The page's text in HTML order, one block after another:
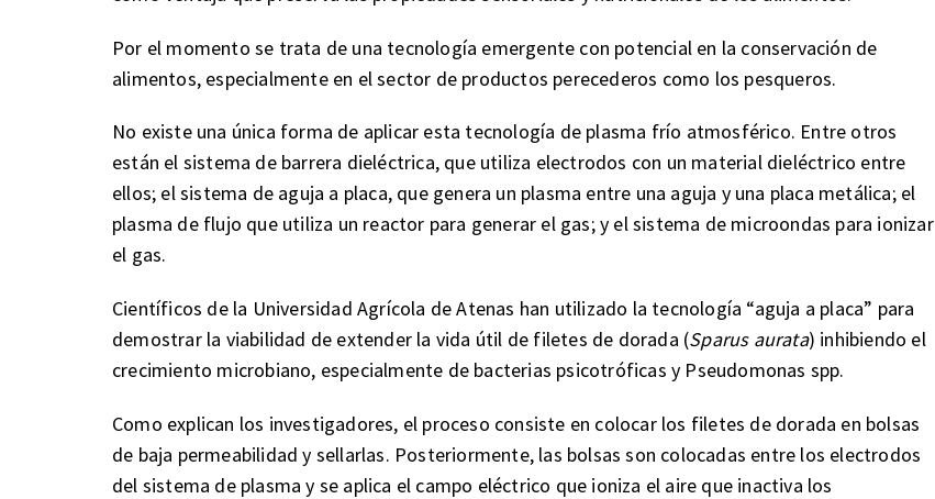
Por el momento se trata de una tecnología emergente con potencial en la conservación de
alimentos, especialmente en el sector de productos perecederos como los pesqueros.
No existe una única forma de aplicar esta tecnología de plasma frío atmosférico. Entre otros
están el sistema de barrera dieléctrica, que utiliza electrodos con un material dieléctrico entre
ellos; el sistema de aguja a placa, que genera un plasma entre una aguja y una placa metálica; el
plasma de flujo que utiliza un reactor para generar el gas; y el sistema de microondas para ionizar
el gas.
Científicos de la Universidad Agrícola de Atenas han utilizado la tecnología “aguja a placa” para
demostrar la viabilidad de extender la vida útil de filetes de dorada (Sparus aurata) inhibiendo el
crecimiento microbiano, especialmente de bacterias psicotróficas y Pseudomonas spp.
Como explican los investigadores, el proceso consiste en colocar los filetes de dorada en bolsas
de baja permeabilidad y sellarlas. Posteriormente, las bolsas son colocadas entre los electrodos
del sistema de plasma y se aplica el campo eléctrico que ioniza el aire que inactiva los